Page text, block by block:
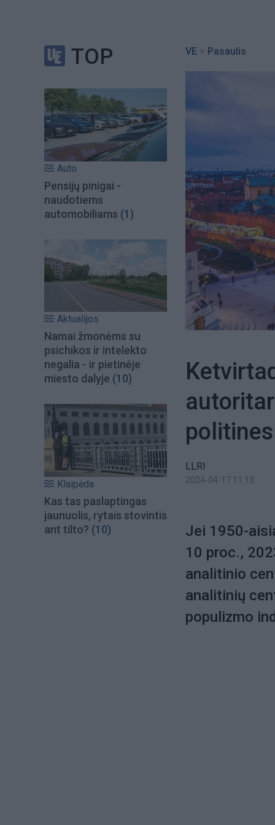
TOP
Auto
Pensijų pinigai -
naudotiems
automobiliams (1)
Aktualijos
Namai žmonėms su
psichikos ir intelekto
negalia - ir pietinėje
miesto dalyje (10)
Klaipėda
Kas tas paslaptingas
jaunuolis, rytais stovintis
ant tilto? (10)
VE > Pasaulis
LLRI
2024-04-17 11:13
Jei 1950-
10 proc.,
analitinio
analitinių
populizmo